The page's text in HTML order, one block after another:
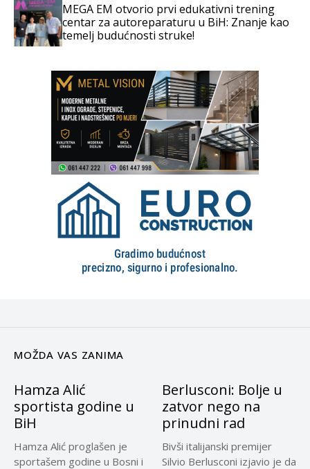
MEGA EM otvorio prvi edukativni trening
centar za autoreparaturu u BiH: Znanje kao
temelj budućnosti struke!
MOŽDA VAS ZANIMA
Hamza Alić
sportista godine u
BiH
Hamza Alić proglašen je
sportašem godine u Bosni i
Berlusconi: Bolje u
zatvor nego na
prinudni rad
Bivši italijanski premijer
Silvio Berlusconi izjavio je da